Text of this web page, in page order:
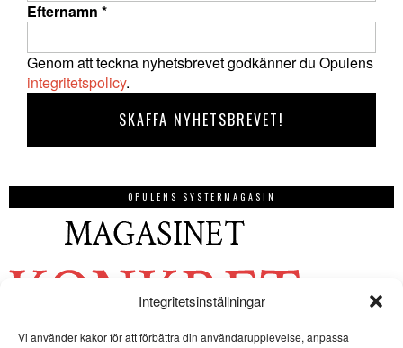
Integritetsinställningar
Vi använder kakor för att förbättra din användarupplevelse, anpassa
Efternamn *
Genom att teckna nyhetsbrevet godkänner du Opulens
integritetspolicy.
OPULENS SYSTERMAGASIN